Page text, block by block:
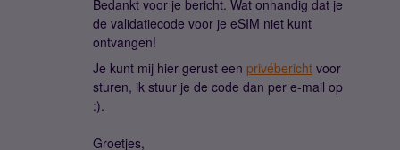
Bedankt voor je bericht. Wat onhandig dat je
de validatiecode voor je eSIM niet kunt
ontvangen!
Je kunt mij hier gerust een privébericht voor
sturen, ik stuur je de code dan per e-mail op
:).
Groetjes,